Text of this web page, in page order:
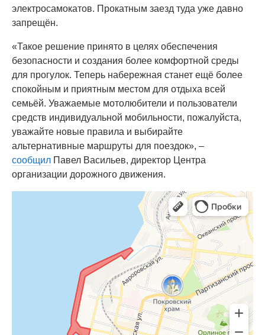
электросамокатов. Прокатным заезд туда уже давно
запрещён.
«Такое решение принято в целях обеспечения
безопасности и создания более комфортной среды
для прогулок. Теперь набережная станет ещё более
спокойным и приятным местом для отдыха всей
семьёй. Уважаемые мотолюбители и пользователи
средств индивидуальной мобильности, пожалуйста,
уважайте новые правила и выбирайте
альтернативные маршруты для поездок», –
сообщил Павел Васильев, директор Центра
организации дорожного движения.